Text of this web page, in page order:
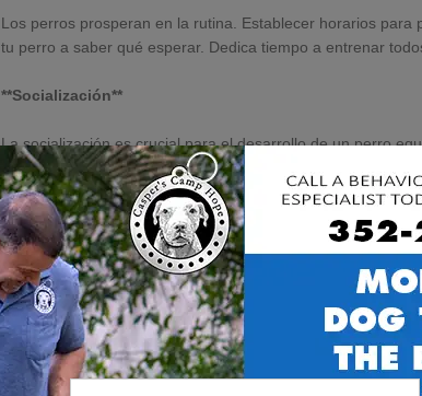
Los perros prosperan en la rutina. Establecer horarios
tu perro a saber qué esperar. Dedica tiempo a entrenar
**Socialización**
La socialización es crucial para el desarrollo de un perro
una edad temprana puede ayudar a prevenir problemas
mascota a diferentes lugares.
**Paciencia y Comprensión**
Cada perro es único y aprende a su propio ritmo. Es
retrocede y repite la enseñanza de manera más sencilla.
**Entrenamiento Avanzado**